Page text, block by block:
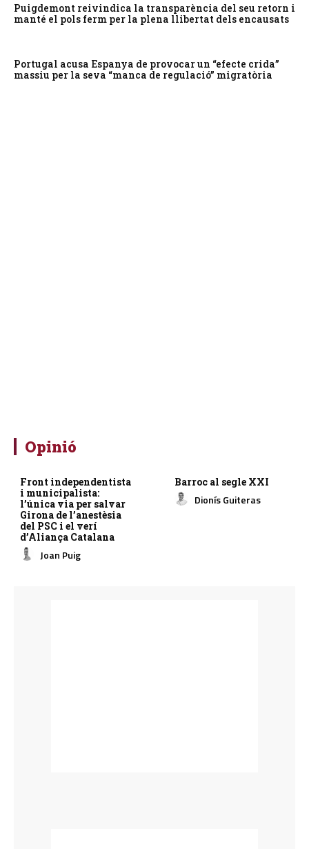
Puigdemont reivindica la transparència del seu retorn i
manté el pols ferm per la plena llibertat dels encausats
Portugal acusa Espanya de provocar un “efecte crida”
massiu per la seva “manca de regulació” migratòria
Opinió
Front independentista
i municipalista:
l’única via per salvar
Girona de l’anestèsia
del PSC i el verí
d’Aliança Catalana
Joan Puig
Barroc al segle XXI
Dionís Guiteras